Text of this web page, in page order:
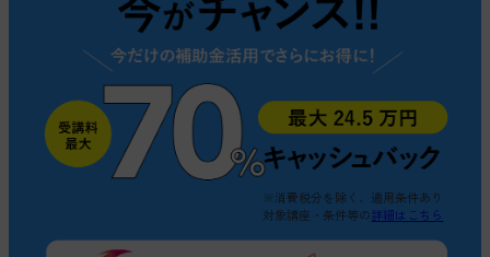
※消費税分を除く、適用条件あり
対象講座・条件等の詳細はこちら